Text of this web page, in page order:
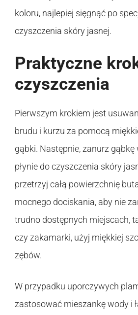
koloru, najlepiej sięgnąć po
czyszczenia skóry jasnej.
Praktyczne
czyszczenia
Pierwszym krokiem jest
brudu i kurzu za pomocą
gąbki. Następnie, zanurz
płynie do czyszczenia skóry
przetrzyj całą powierzchnię
mocnego dociskania, aby nie
trudno dostępnych miejscach,
czy zakamarki, użyj miękkiej
zębów.
W przypadku uporczywych
zastosować mieszankę wody i